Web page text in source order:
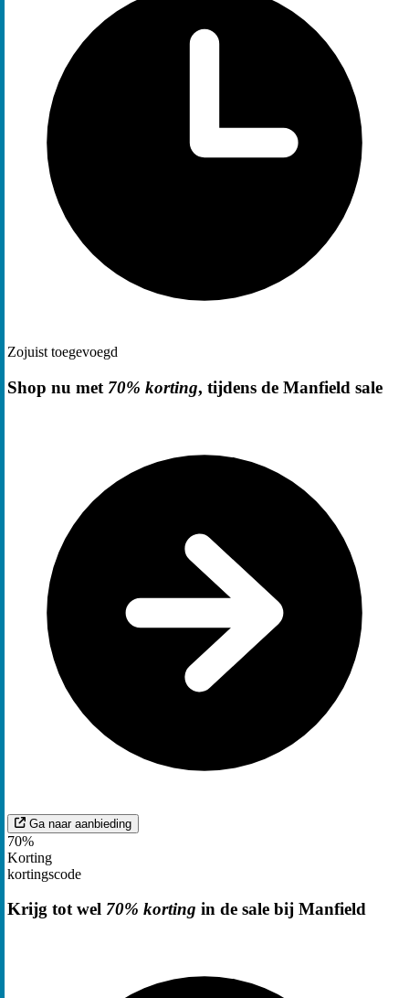
Zojuist toegevoegd
Shop nu met 70% korting, tijdens de Manfield sale
Ga naar aanbieding
70%
Korting
kortingscode
Krijg tot wel 70% korting in de sale bij Manfield